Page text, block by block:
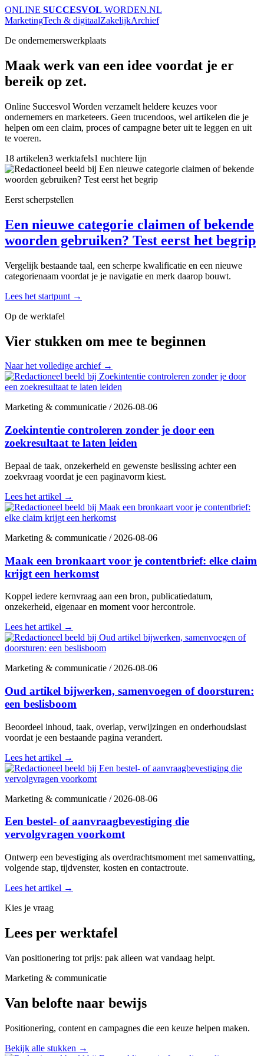
ONLINE SUCCESVOL WORDEN.NL
MarketingTech & digitaalZakelijkArchief
De ondernemerswerkplaats
Maak werk van een idee voordat je er
bereik op zet.
Online Succesvol Worden verzamelt heldere keuzes voor
ondernemers en marketeers. Geen trucendoos, wel artikelen die je
helpen om een claim, proces of campagne beter uit te leggen en uit
te voeren.
18 artikelen3 werktafels1 nuchtere lijn
Eerst scherpstellen
Een nieuwe categorie claimen of bekende
woorden gebruiken? Test eerst het begrip
Vergelijk bestaande taal, een scherpe kwalificatie en een nieuwe
categorienaam voordat je je navigatie en merk daarop bouwt.
Lees het startpunt →
Op de werktafel
Vier stukken om mee te beginnen
Naar het volledige archief →
Marketing & communicatie /2026-08-06
Zoekintentie controleren zonder je door een
zoekresultaat te laten leiden
Bepaal de taak, onzekerheid en gewenste beslissing achter een
zoekvraag voordat je een paginavorm kiest.
Lees het artikel →
Marketing & communicatie /2026-08-06
Maak een bronkaart voor je contentbrief: elke claim
krijgt een herkomst
Koppel iedere kernvraag aan een bron, publicatiedatum,
onzekerheid, eigenaar en moment voor hercontrole.
Lees het artikel →
Marketing & communicatie /2026-08-06
Oud artikel bijwerken, samenvoegen of doorsturen:
een beslisboom
Beoordeel inhoud, taak, overlap, verwijzingen en onderhoudslast
voordat je een bestaande pagina verandert.
Lees het artikel →
Marketing & communicatie /2026-08-06
Een bestel- of aanvraagbevestiging die
vervolgvragen voorkomt
Ontwerp een bevestiging als overdrachtsmoment met samenvatting,
volgende stap, tijdvenster, kosten en contactroute.
Lees het artikel →
Kies je vraag
Lees per werktafel
Van positionering tot prijs: pak alleen wat vandaag helpt.
Marketing & communicatie
Van belofte naar bewijs
Positionering, content en campagnes die een keuze helpen maken.
Bekijk alle stukken →